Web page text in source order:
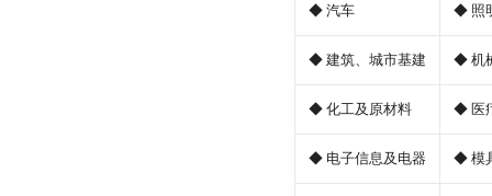
◆ 汽车 ◆ 照
◆ 建筑、城市基建 ◆ 机
◆ 化工及原材料 ◆ 医
◆ 电子信息及电器 ◆ 模